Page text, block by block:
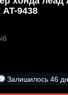
9438
Залишилось 46